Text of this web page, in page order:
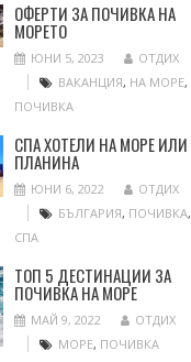
ОФЕРТИ ЗА ПОЧИВКА НА
МОРЕТО
ЮНИ 5, 2023
ОТДИХ
ВАКАНЦИЯ, НА МОРЕ,
ПОЧИВКА
СПА ХОТЕЛИ НА МОРЕ ИЛИ
ПЛАНИНА
ЮНИ 6, 2022
ОТДИХ
БЪЛГАРИЯ, ПОЧИВКА,
СПА
ТОП 5 ДЕСТИНАЦИИ ЗА
ПОЧИВКА НА МОРЕ
МАЙ 9, 2022
ОТДИХ
МОРЕ, ПОЧИВКА